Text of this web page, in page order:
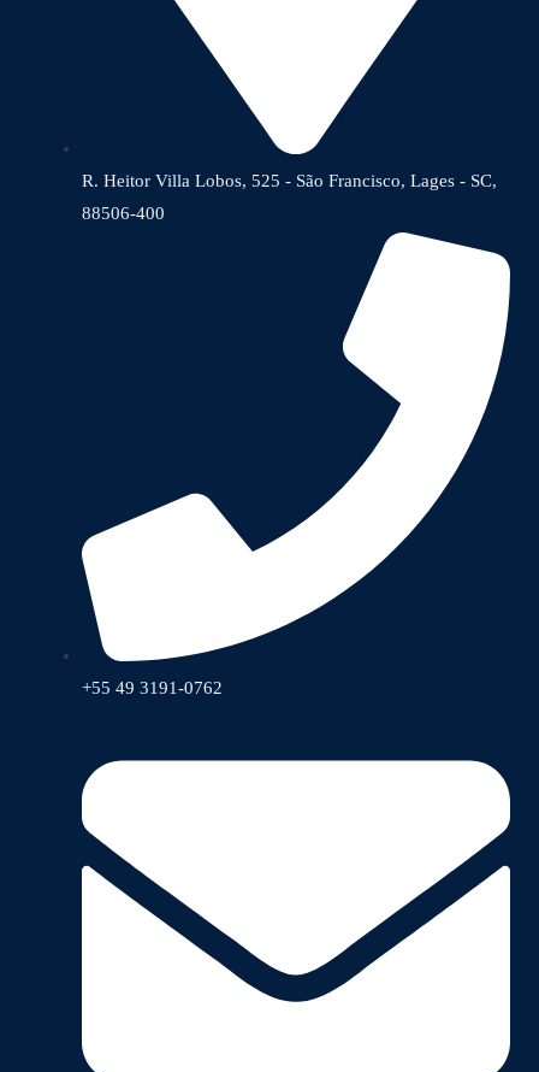
R. Heitor Villa Lobos, 525 - São Francisco, Lages - SC,
88506-400
+55 49 3191-0762